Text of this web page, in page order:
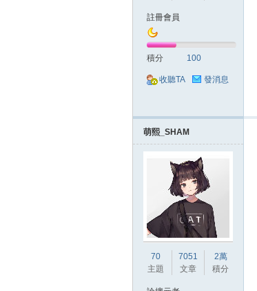
註冊會員
積分 100
收聽TA 發消息
萌熙_SHAM
70
主題
7051
文章
2萬
積分